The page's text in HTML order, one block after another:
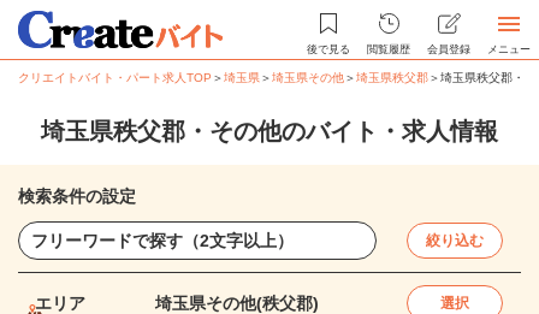
後で見る 閲覧履歴 会員登録 メニュー
クリエイトバイト・パート求人TOP ＞埼玉県＞埼玉県その他＞埼玉県秩父郡＞埼玉県秩父郡・
埼玉県秩父郡・その他のバイト・求人情報
検索条件の設定
絞り込む
エリア 埼玉県その他(秩父郡) 選択